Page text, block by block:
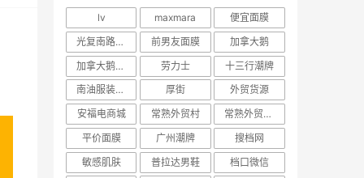
lv maxmara
便宜面膜
光复南路潮牌
前男友面膜
加拿大鹅
加拿大鹅羽绒服
劳力士
十三行潮牌
南油服装批发市场
厚街
外贸货源
安福电商城
常熟外贸村
常熟外贸村货源
平价面膜
广州潮牌
搜档网
敏感肌肤
普拉达男鞋
档口微信